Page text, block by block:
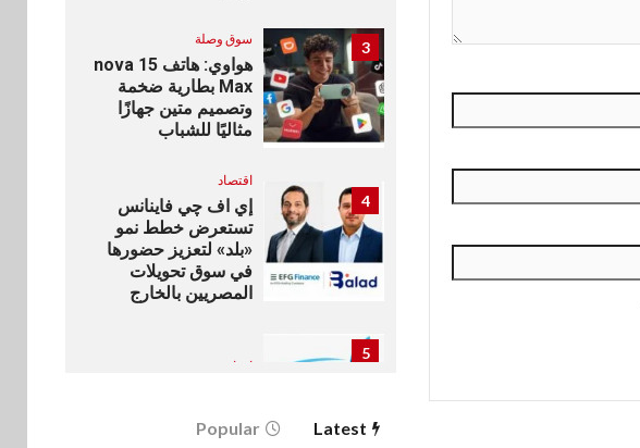
3 سوق وصلة
هواوي: هاتف nova 15
Max بطارية ضخمة
وتصميم متين جهازًا
مثاليًا للشباب
4
اقتصاد
إي اف چي فاينانس
تستعرض خطط نمو
«بلد» لتعزيز حضورها
في سوق تحويلات
المصريين بالخارج
5
اخبار
Latest
Popular